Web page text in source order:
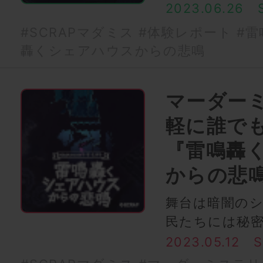
2023.06.26
マーダー
軽に誰で
『雷鳴轟
からの悲
舞台は暗闇の
民たちには秘
2023.05.12